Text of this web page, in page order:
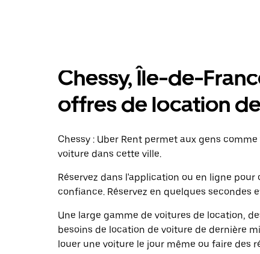
Chessy, Île-de-
offres de location
Chessy : Uber Rent permet aux gens
voiture dans cette ville.
Réservez dans l'application ou en ligne
confiance. Réservez en quelques secondes
Une large gamme de voitures de location,
besoins de location de voiture de dernière
louer une voiture le jour même ou faire des